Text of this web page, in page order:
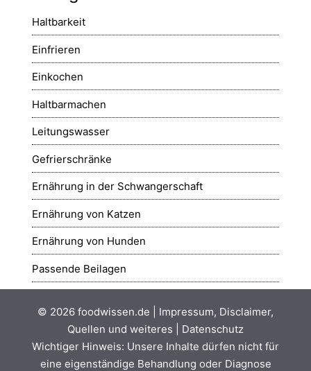
Haltbarkeit
Einfrieren
Einkochen
Haltbarmachen
Leitungswasser
Gefrierschränke
Ernährung in der Schwangerschaft
Ernährung von Katzen
Ernährung von Hunden
Passende Beilagen
© 2026 foodwissen.de
Impressum, Disclaimer,
Quellen und weiteres
Datenschutz
Wichtiger Hinweis: Unsere Inhalte dürfen nicht für
eine eigenständige Behandlung oder Diagnose